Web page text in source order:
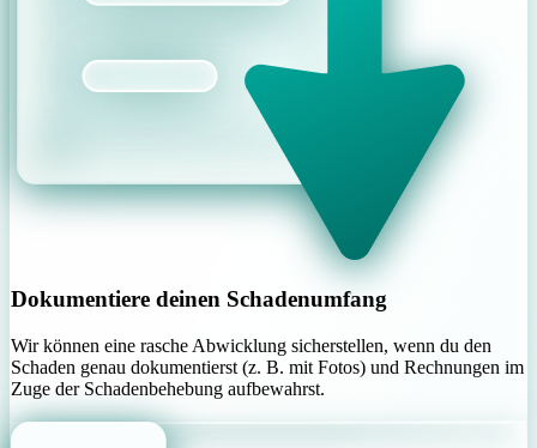
Dokumentiere deinen Schadenumfang
Wir können eine rasche Abwicklung sicherstellen, wenn du den
Schaden genau dokumentierst (z. B. mit Fotos) und Rechnungen im
Zuge der Schadenbehebung aufbewahrst.